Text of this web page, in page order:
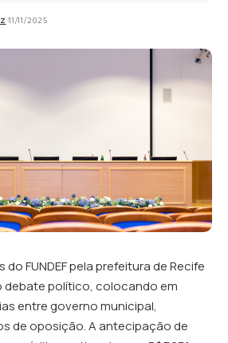
11/11/2025
FUNDEF pela prefeitura de Recife
debate político, colocando em
entre governo municipal,
de oposição. A antecipação de